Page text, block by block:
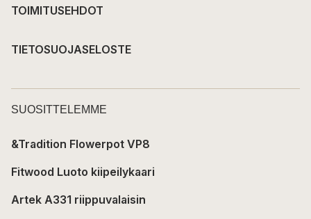
TOIMITUSEHDOT
TIETOSUOJASELOSTE
SUOSITTELEMME
&Tradition Flowerpot VP8
Fitwood Luoto kiipeilykaari
Artek A331 riippuvalaisin